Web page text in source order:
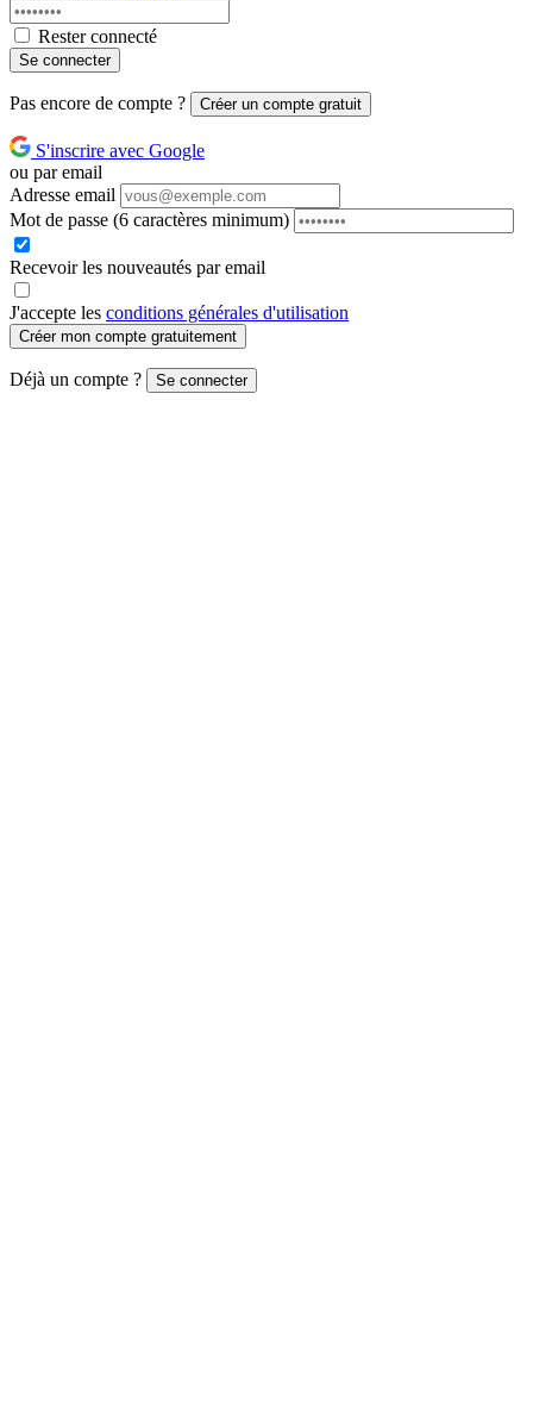
Rester connecté
Se connecter
Pas encore de compte ? Créer un compte gratuit
S'inscrire avec Google
ou par email
Adresse email
Mot de passe (6 caractères minimum)
Recevoir les nouveautés par email
J'accepte les conditions générales d'utilisation
Créer mon compte gratuitement
Déjà un compte ? Se connecter